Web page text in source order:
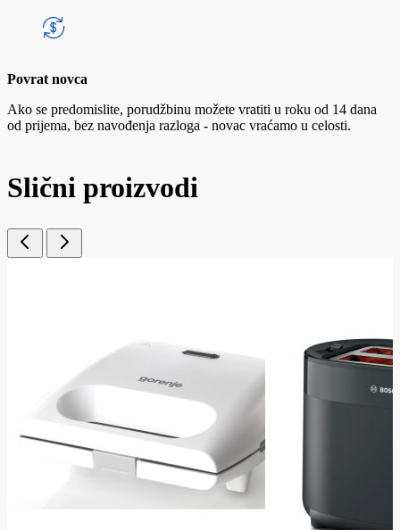
Povrat novca
Ako se predomislite, porudžbinu možete vratiti u roku od 14 dana
od prijema, bez navođenja razloga - novac vraćamo u celosti.
Slični proizvodi